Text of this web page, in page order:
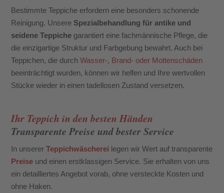
Bestimmte Teppiche erfordern eine besonders schonende
Reinigung. Unsere Spezialbehandlung für antike und
seidene Teppiche garantiert eine fachmännische Pflege, die
die einzigartige Struktur und Farbgebung bewahrt. Auch bei
Teppichen, die durchWasser-, Brand- oder Mottenschäden
beeinträchtigt wurden, können wir helfen und Ihre wertvollen
Stücke wieder in einen tadellosen Zustand versetzen.
Ihr Teppich in den besten Händen
Transparente Preise und bester Service
In unsererTeppichwäscherei legen wir Wert auf transparente
Preise und einen erstklassigen Service. Sie erhalten von uns
ein detailliertes Angebot vorab, ohne versteckte Kosten und
ohne Haken.